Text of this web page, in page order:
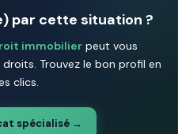
par cette situation ?
immobilierpeut vous
Trouvez le bon profil en
clics.
spécialisé →